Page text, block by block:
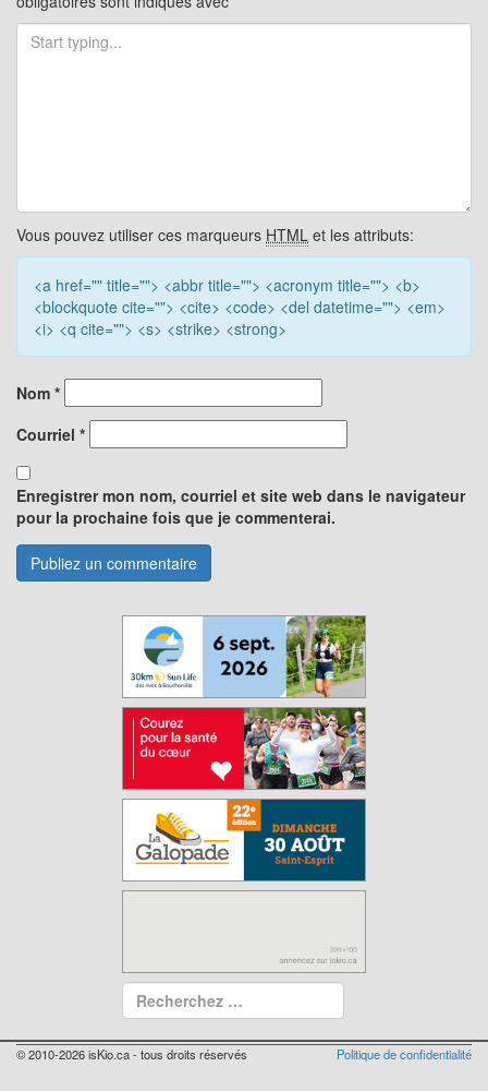
articles
Vous pouvez utiliser ces marqueurs HTML et les attributs:
<a href="" title=""> <abbr title=""> <acronym title=""> <b>
<blockquote cite=""> <cite> <code> <del datetime=""> <em>
<i> <q cite=""> <s> <strike> <strong>
Nom *
Courriel *
Enregistrer mon nom, courriel et site web dans le navigateur
pour la prochaine fois que je commenterai.
© 2010-2026 isKio.ca - tous droits réservés Politique de confidentialité